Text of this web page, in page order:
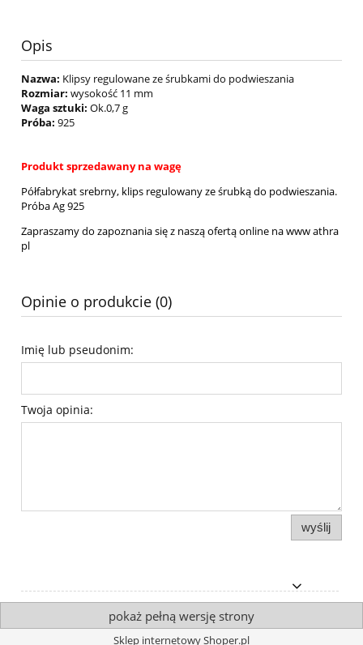
Opis
Nazwa: Klipsy regulowane ze śrubkami do podwieszania
Rozmiar: wysokość 11 mm
Waga sztuki: Ok.0,7 g
Próba: 925
Produkt sprzedawany na wagę
Półfabrykat srebrny, klips regulowany ze śrubką do podwieszania.
Próba Ag 925
Zapraszamy do zapoznania się z naszą ofertą online na www athra
pl
Opinie o produkcie (0)
Imię lub pseudonim:
Twoja opinia:
wyślij
pokaż pełną wersję strony
Sklep internetowy Shoper.pl